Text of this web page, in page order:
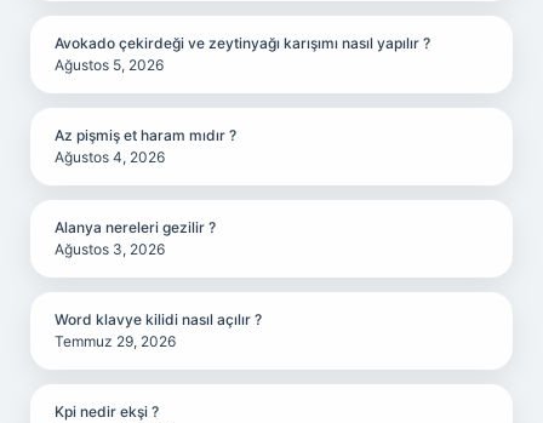
Avokado çekirdeği ve zeytinyağı karışımı nasıl yapılır ?
Ağustos 5, 2026
Az pişmiş et haram mıdır ?
Ağustos 4, 2026
Alanya nereleri gezilir ?
Ağustos 3, 2026
Word klavye kilidi nasıl açılır ?
Temmuz 29, 2026
Kpi nedir ekşi ?